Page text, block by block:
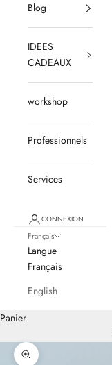
Blog
IDEES
CADEAUX
workshop
Professionnels
Services
CONNEXION
Français
Langue
Français
English
Panier
Zoomer sur l'image